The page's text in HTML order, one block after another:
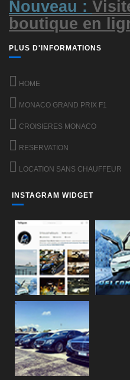
Nouveau :
boutique en
PLUS D'INFORMATIONS
HOME
MONACO GRAND PRIX F1
CROISIERES MONACO
RESERVATION
LOCATION SANS CHAUFFEUR
INSTAGRAM WIDGET